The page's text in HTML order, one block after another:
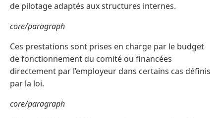
de pilotage adaptés aux structures internes.
core/paragraph
Ces prestations sont prises en charge par le budget
de fonctionnement du comité ou financées
directement par l’employeur dans certains cas définis
par la loi.
core/paragraph